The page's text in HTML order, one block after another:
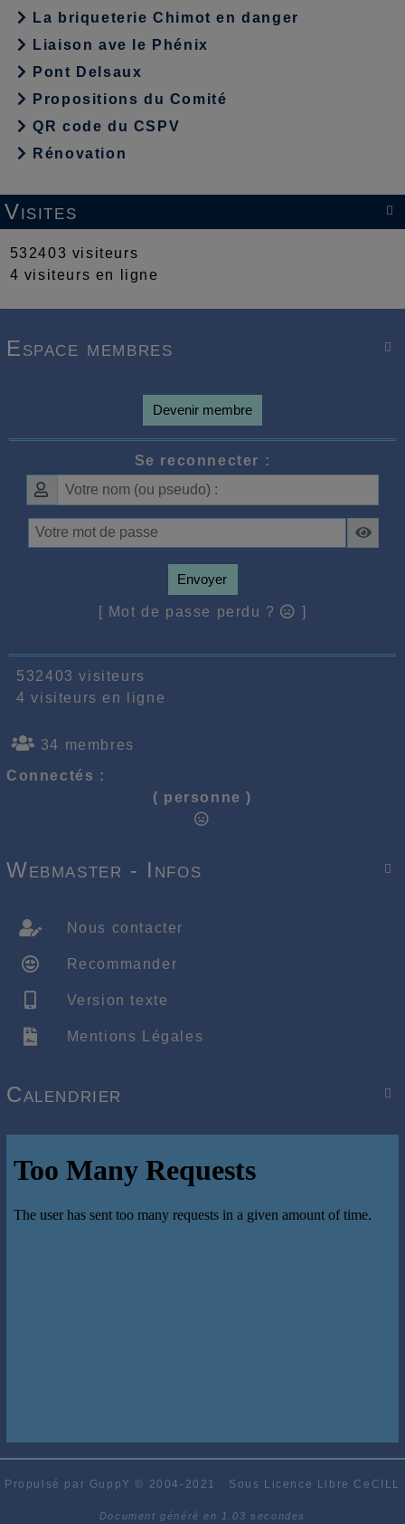
La briqueterie Chimot en danger
Liaison ave le Phénix
Pont Delsaux
Propositions du Comité
QR code du CSPV
Rénovation

Visites
532403 visiteurs
4 visiteurs en ligne

Espace membres
Devenir membre
Se reconnecter :
Envoyer
[ Mot de passe perdu ? ]
532403 visiteurs
4 visiteurs en ligne
34 membres
Connectés :
( personne )

Webmaster - Infos
Nous contacter
Recommander
Version texte
Mentions Légales

Calendrier
Propulsé par GuppY© 2004-2021 Sous Licence Libre CeCILL
Document généré en 1.03 secondes